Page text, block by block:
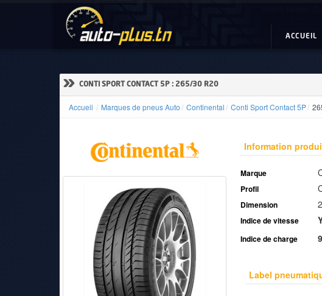
ACCUEIL
» CONTI SPORT CONTACT 5P : 265/30 R20
Accueil Marques de pneus Auto Continental Conti Sport Contact 5P
Information
Marque
Profil
Dimension
Indice de vitesse
Indice de charge
Label